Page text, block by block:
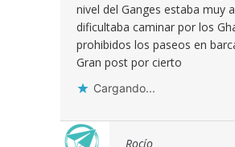
nivel del Ganges estaba muy
dificultaba caminar por los
prohibidos los paseos en
Gran post por cierto
Cargando...
Rocío